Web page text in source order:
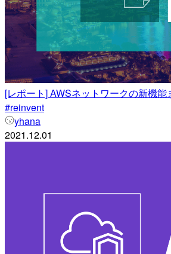
[レポート] AWSネットワークの新機
#reinvent
yhana
2021.12.01